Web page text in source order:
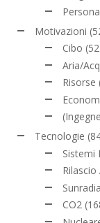
Motivazioni
Cibo
Aria/
Risorse
Tecnologie
Sistemi
CO2